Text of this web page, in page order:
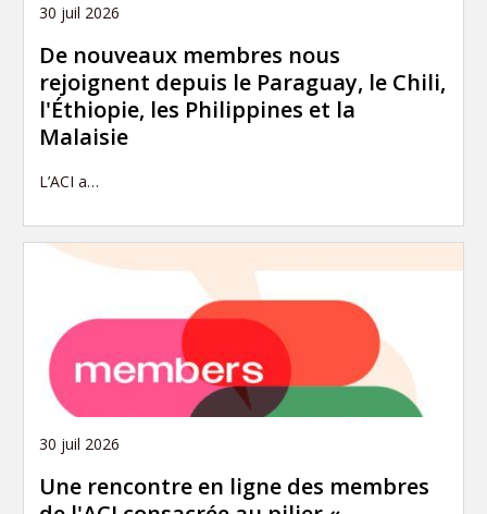
30 juil 2026
De nouveaux membres nous
rejoignent depuis le Paraguay, le Chili,
l'Éthiopie, les Philippines et la
Malaisie
L’ACI a…
30 juil 2026
Une rencontre en ligne des membres